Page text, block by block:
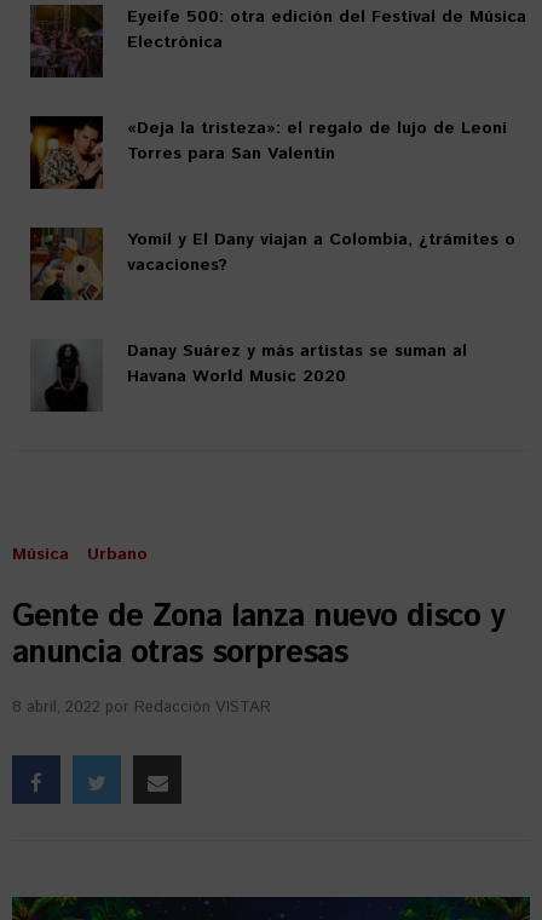
Eyeife 500: otra edición del Festival de Música
Electrónica
«Deja la tristeza»: el regalo de lujo de Leoni
Torres para San Valentín
Yomil y El Dany viajan a Colombia, ¿trámites o
vacaciones?
Danay Suárez y más artistas se suman al
Havana World Music 2020
Música Urbano
Gente de Zona lanza nuevo disco y
anuncia otras sorpresas
8 abril, 2022 por Redacción VISTAR